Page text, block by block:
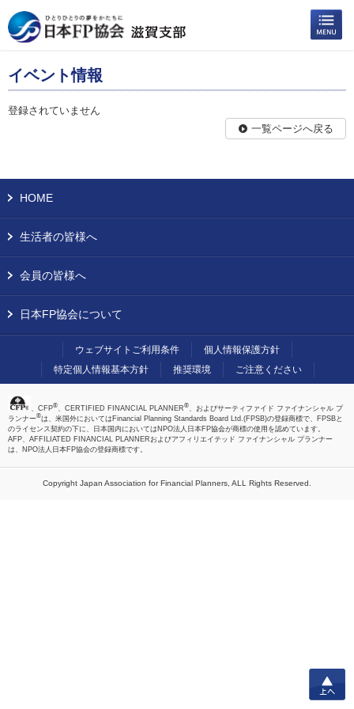
イベント情報
登録されていません
一覧ページへ戻る
HOME
生活者の皆様へ
会員の皆様へ
日本FP協会について
ウェブサイトご利用条件
個人情報保護方針
特定個人情報基本方針
推奨環境 ご注意ください
、CFP®、CERTIFIED FINANCIAL PLANNER®、およびサーティファイド ファイナンシャル プ
ランナー®は、米国外においてはFinancial Planning Standards Board Ltd.(FPSB)の登録商標で、FPSBと
のライセンス契約の下に、日本国内においてはNPO法人日本FP協会が商標の使用を認めています。
AFP、AFFILIATED FINANCIAL PLANNERおよびアフィリエイテッド ファイナンシャル プランナー
は、NPO法人日本FP協会の登録商標です。
Copyright Japan Association for Financial Planners, ALL Rights Reserved.